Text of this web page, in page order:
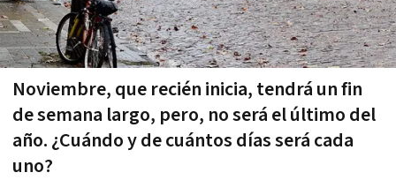
Noviembre, que recién inicia, tendrá un fin
de semana largo, pero, no será el último del
año. ¿Cuándo y de cuántos días será cada
uno?